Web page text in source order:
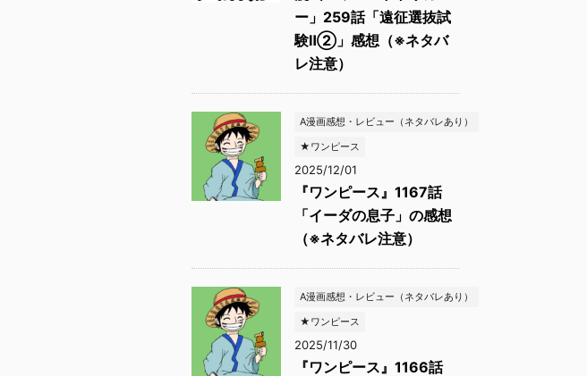
ー」259話「遠征選抜試
験Ⅱ②」感想（※ネタバ
レ注意）
A漫画感想・レビュー（ネタバレあり）
★ワンピース
2025/12/01
『ワンピース』1167話
「イーダの息子」の感想
（※ネタバレ注意）
A漫画感想・レビュー（ネタバレあり）
★ワンピース
2025/11/30
『ワンピース』1166話